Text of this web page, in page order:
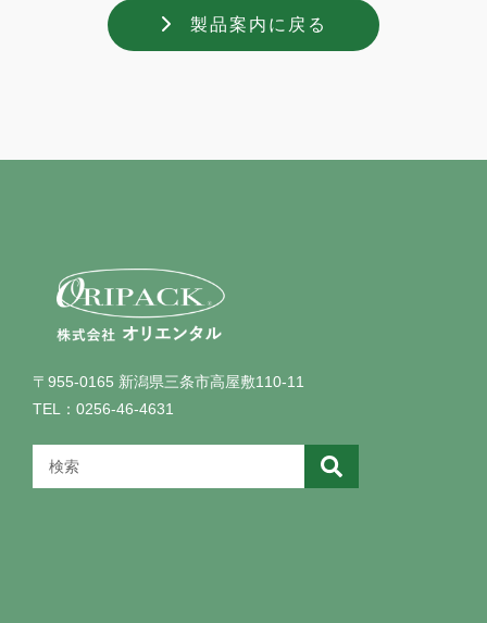
製品案内に戻る
〒955-0165 新潟県三条市高屋敷110-11
TEL：0256-46-4631